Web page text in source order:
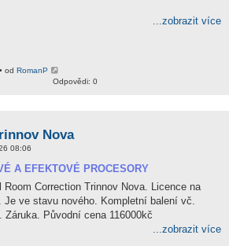
...zobrazit více
od RomanP
Odpovědi: 0
Nova
08:06
A EFEKTOVÉ PROCESORY
Room Correction Trinnov Nova. Licence na
Je ve stavu nového. Kompletní balení vč.
Původní cena 116000kč
...zobrazit více